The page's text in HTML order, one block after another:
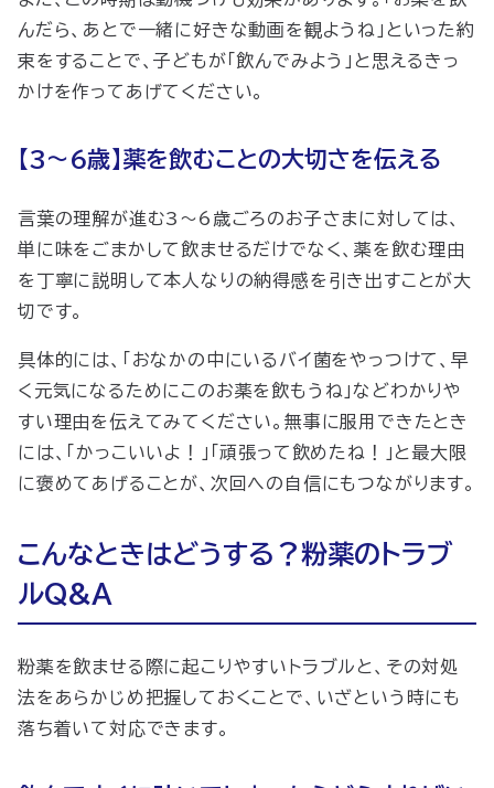
んだら、あとで一緒に好きな動画を観ようね」といった約
束をすることで、子どもが「飲んでみよう」と思えるきっ
かけを作ってあげてください。
【3～6歳】​​薬を飲むことの大切さを伝える
言葉の理解が進む3～6歳ごろのお子さまに対しては、
単に味をごまかして飲ませるだけでなく、薬を飲む理由
を丁寧に説明して本人なりの納得感を引き出すことが大
切です。
具体的には、「おなかの中にいるバイ菌をやっつけて、早
く元気になるためにこのお薬を飲もうね」などわかりや
すい理由を伝えてみてください。無事に服用できたとき
には、「かっこいいよ！」「頑張って飲めたね！」と最大限
に褒めてあげることが、次回への自信にもつながります。
こんなときはどうする？粉薬のトラブ
ルQ&A
粉薬を飲ませる際に起こりやすいトラブルと、その対処
法をあらかじめ把握しておくことで、いざという時にも
落ち着いて対応できます。